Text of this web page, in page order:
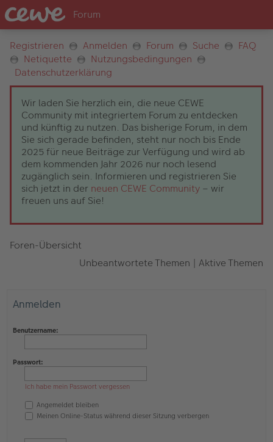
Registrieren Anmelden Forum Suche
FAQ
Netiquette
Nutzungsbedingungen
Datenschutzerklärung
Wir laden Sie herzlich ein, die neue CEWE
Community mit integriertem Forum zu entdecken
und künftig zu nutzen. Das bisherige Forum, in dem
Sie sich gerade befinden, steht nur noch bis Ende
2025 für neue Beiträge zur Verfügung und wird ab
dem kommenden Jahr 2026 nur noch lesend
zugänglich sein. Informieren und registrieren Sie
sich jetzt in der neuen CEWE Community – wir
freuen uns auf Sie!
Foren-Übersicht
Unbeantwortete Themen | Aktive Themen
Anmelden
Benutzername:
Passwort:
Ich habe mein Passwort vergessen
Angemeldet bleiben
Meinen Online-Status während dieser Sitzung verbergen